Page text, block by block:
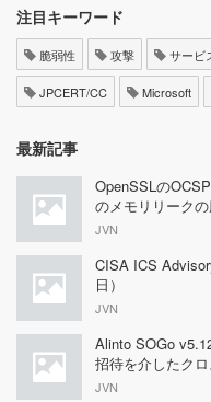
注目キーワード
脆弱性 攻撃 サービ
JPCERT/CC Microsoft
最新記事
OpenSSLの
のメモリリークの
JVN
CISA ICS
日）
JVN
Alinto SOGo
招待を介したク
JVN